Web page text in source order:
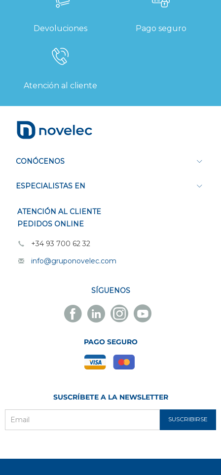
Devoluciones Pago seguro
Atención al cliente
CONÓCENOS
ESPECIALISTAS EN
ATENCIÓN AL CLIENTE
PEDIDOS ONLINE
+34 93 700 62 32
info@gruponovelec.com
SÍGUENOS
Facebook
Novelec
Linkedin
Novelec
Instagram
Novelec
Youtube
Novelec
PAGO SEGURO
SUSCRÍBETE A LA NEWSLETTER
SUSCRIBIRSE